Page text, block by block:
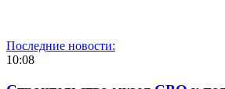
Последние новости:
10:08